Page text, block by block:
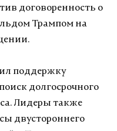
договоренность о
Трампом на
поддержку
долгосрочного
Лидеры также
двустороннего